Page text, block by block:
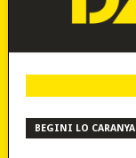
BEGINI LO CARANYA